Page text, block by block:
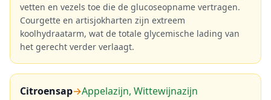
vetten en vezels toe die de glucoseopname vertragen.
Courgette en artisjokharten zijn extreem
koolhydraatarm, wat de totale glycemische lading van
het gerecht verder verlaagt.
Citroensap→Appelazijn, Wittewijnazijn